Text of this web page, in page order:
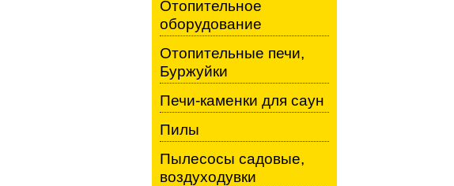
Отопительное
оборудование
Отопительные печи,
Буржуйки
Печи-каменки для саун
Пилы
Пылесосы садовые,
воздуходувки